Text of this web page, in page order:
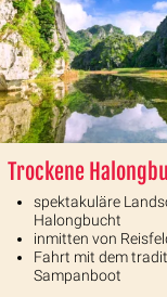
Trockene
spektakuläre
Halongbucht
inmitten von
Fahrt mit dem
Sampanboot